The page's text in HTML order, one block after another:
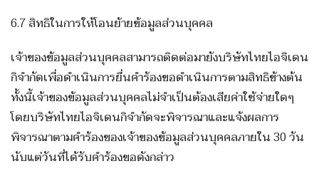
6.7 สิทธิในการให้โอนย้ายข้อมูลส่วนบุคคล
เจ้าของข้อมูลส่วนบุคคลสามารถติดต่อมายังบริษัทไทยไอจิเดน
กิจำกัดเพื่อดำเนินการยื่นคำร้องขอดำเนินการตามสิทธิข้างต้น
ทั้งนี้เจ้าของข้อมูลส่วนบุคคลไม่จำเป็นต้องเสียค่าใช้จ่ายใดๆ
โดยบริษัทไทยไอจิเดนกิจำกัดจะพิจารณาและแจ้งผลการ
พิจารณาตามคำร้องของเจ้าของข้อมูลส่วนบุคคลภายใน 30 วัน
นับแต่วันที่ได้รับคำร้องขอดังกล่าว